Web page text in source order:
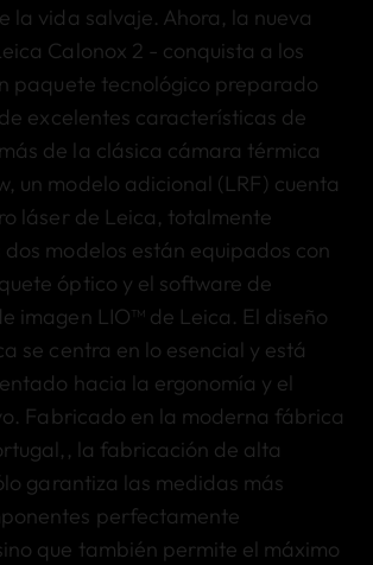
la vida salvaje. Ahora, la nueva
Calonox 2 - conquista a los
paquete tecnológico preparado
excelentes características de
de la clásica cámara térmica
un modelo adicional (LRF) cuenta
láser de Leica, totalmente
modelos están equipados con
óptico y el software de
imagen LIO™ de Leica. El diseño
se centra en lo esencial y está
hacia la ergonomía y el
Fabricado en la moderna fábrica
, la fabricación de alta
garantiza las medidas más
perfectamente
que también permite el máximo